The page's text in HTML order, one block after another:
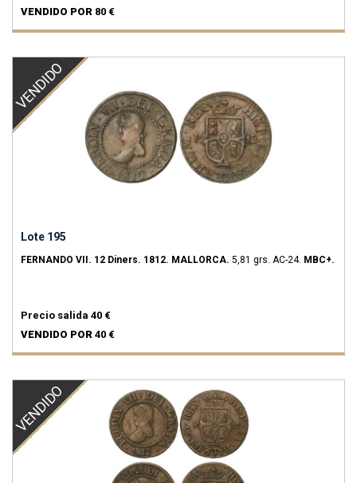
VENDIDO POR 80 €
VENDIDO
Lote 195
FERNANDO VII. 12 Diners. 1812. MALLORCA. 5,81 grs. AC-24. MBC+.
Precio salida 40 €
VENDIDO POR 40 €
VENDIDO